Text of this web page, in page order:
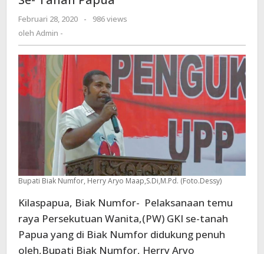
Raya
GKI
Se-
Tanah
Papua
Februari 28, 2020
oleh
-
986 views
oleh Admin -
Bupati Biak Numfor, Herry Aryo Maap,S.Di,M.Pd. (Foto.Dessy)
Kilaspapua, Biak Numfor- Pelaksanaan temu
raya Persekutuan Wanita,(PW) GKI se-tanah
Papua yang di Biak Numfor didukung penuh
oleh,Bupati Biak Numfor, Herry Aryo